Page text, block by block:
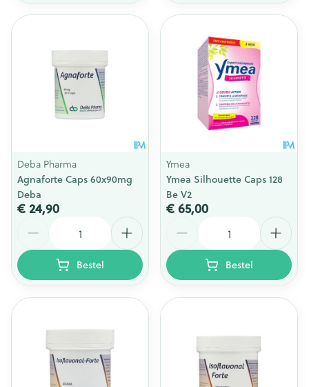
Deba Pharma
Agnaforte Caps 60x90mg
Deba
€ 24,90
Bestel
Ymea
Ymea Silhouette Caps 128
Be V2
€ 65,00
Bestel